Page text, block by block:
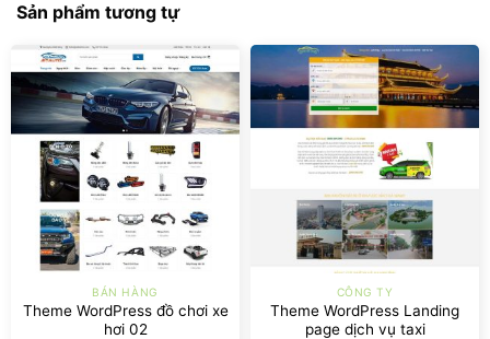
Sản phẩm tương tự
BÁN HÀNG
Theme WordPress đồ chơi xe
hơi 02
CÔNG TY
Theme WordPress Landing
page dịch vụ taxi